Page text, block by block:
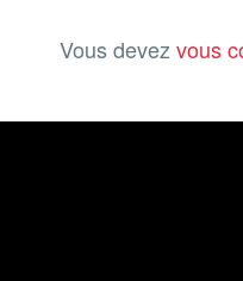
Vous devez vous